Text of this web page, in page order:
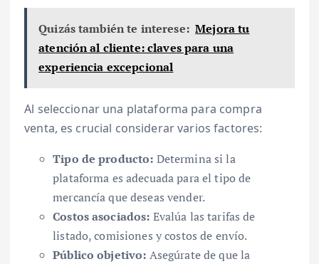
Quizás también te interese: Mejora tu
atención al cliente: claves para una
experiencia excepcional
Al seleccionar una plataforma para compra
venta, es crucial considerar varios factores:
Tipo de producto: Determina si la
plataforma es adecuada para el tipo de
mercancía que deseas vender.
Costos asociados: Evalúa las tarifas de
listado, comisiones y costos de envío.
Público objetivo: Asegúrate de que la